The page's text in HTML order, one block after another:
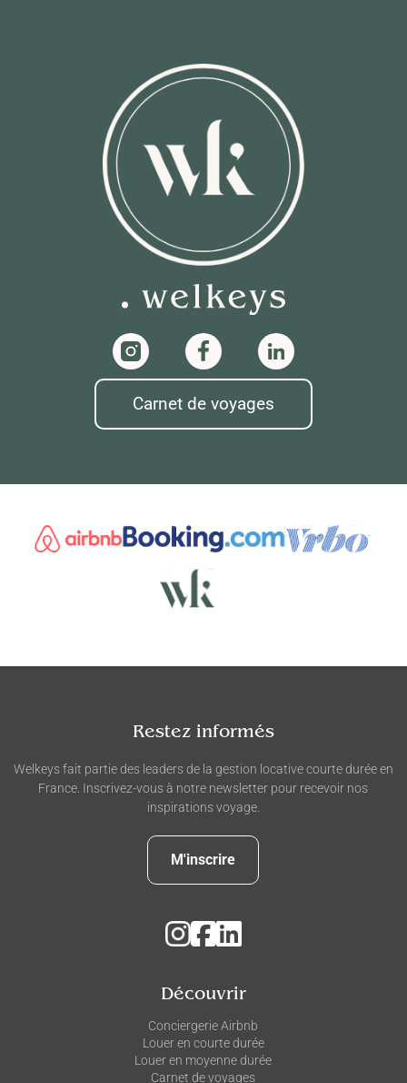
Carnet de voyages
Restez informés
Welkeys fait partie des leaders de la gestion locative courte durée en
France. Inscrivez-vous à notre newsletter pour recevoir nos
inspirations voyage.
M'inscrire
Découvrir
Conciergerie Airbnb
Louer en courte durée
Louer en moyenne durée
Carnet de voyages